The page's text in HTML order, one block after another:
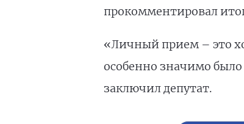
прокомментировал
«Личный прием – это
особенно значимо
заключил депутат.